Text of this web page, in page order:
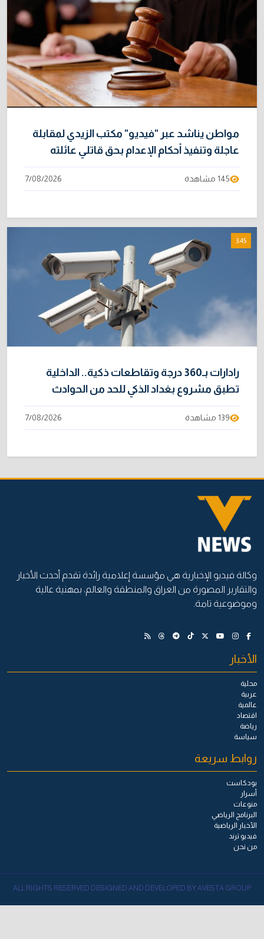
مواطن يناشد عبر "فيديو" مكتب الزيدي لمقابلة
عاجلة وتنفيذ أحكام الإعدام بحق قاتلي عائلته
145 مشاهدة 7/08/2026
3:45
رادارات بـ360 درجة وتقاطعات ذكية.. الداخلية
تطبق مشروع بغداد الذكي للحد من الحوادث
139 مشاهدة 7/08/2026
وكالة فيديو الإخبارية هي مؤسسة إعلامية رائدة تقدم أحدث الأخبار
والتقارير المصورة من العراق والمنطقة والعالم، بمهنية عالية
وموضوعية تامة.
الأخبار
محلية
عربية
عالمية
اقتصاد
رياضة
سياسة
روابط سريعة
بودكاست
أسرار
منوعات
البرنامج الرياضي
الأخبار الرياضية
فيديو ترند
من نحن
ALL RIGHTS RESERVED DESIGNED AND DEVELOPED BY AVESTA GROUP